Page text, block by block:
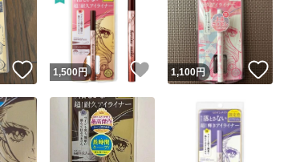
いいね！
1,500円 いいね！
1,100円 いい